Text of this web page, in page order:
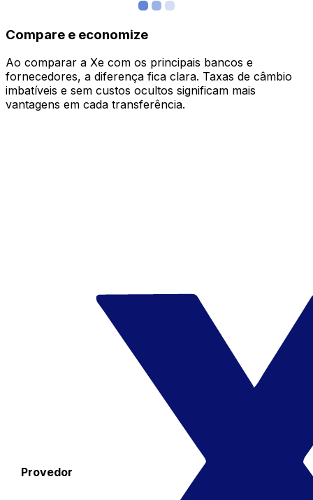
Compare e economize
Ao comparar a Xe com os principais bancos e
fornecedores, a diferença fica clara. Taxas de câmbio
imbatíveis e sem custos ocultos significam mais
vantagens em cada transferência.
Provedor